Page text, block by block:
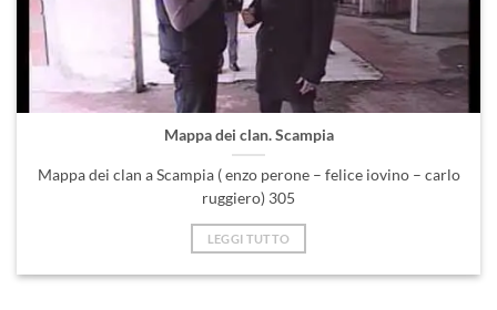
Mappa dei clan. Scampia
Mappa dei clan a Scampia ( enzo perone – felice iovino – carlo
ruggiero) 305
LEGGI TUTTO